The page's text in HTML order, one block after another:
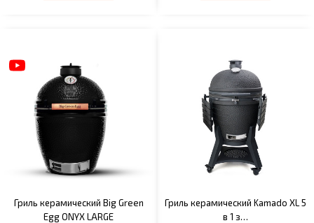
Гриль керамический Big Green
Egg ONYX LARGE
Гриль керамический Kamado XL 5
в 1 з…